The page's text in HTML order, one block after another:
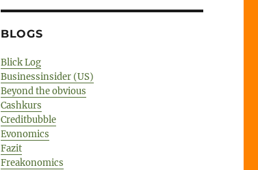
BLOGS
Blick Log
Businessinsider (US)
Beyond the obvious
Cashkurs
Creditbubble
Evonomics
Fazit
Freakonomics